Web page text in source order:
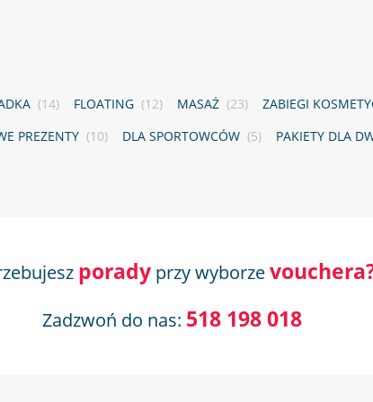
(14) FLOATING (12) MASAŻ (23)
ZABIEGI
PREZENTY (10) DLA SPORTOWCÓW (5) PAKIETY DLA
porady przy wyborze
Zadzwoń do nas: 518 198 018